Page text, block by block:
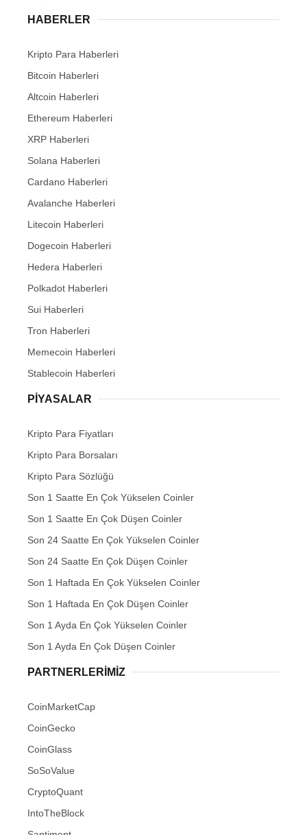
HABERLER
Kripto Para Haberleri
Bitcoin Haberleri
Altcoin Haberleri
Ethereum Haberleri
XRP Haberleri
Solana Haberleri
Cardano Haberleri
Avalanche Haberleri
Litecoin Haberleri
Dogecoin Haberleri
Hedera Haberleri
Polkadot Haberleri
Sui Haberleri
Tron Haberleri
Memecoin Haberleri
Stablecoin Haberleri
PIYASALAR
Kripto Para Fiyatları
Kripto Para Borsaları
Kripto Para Sözlüğü
Son 1 Saatte En Çok Yükselen Coinler
Son 1 Saatte En Çok Düşen Coinler
Son 24 Saatte En Çok Yükselen Coinler
Son 24 Saatte En Çok Düşen Coinler
Son 1 Haftada En Çok Yükselen Coinler
Son 1 Haftada En Çok Düşen Coinler
Son 1 Ayda En Çok Yükselen Coinler
Son 1 Ayda En Çok Düşen Coinler
PARTNERLERIMIZ
CoinMarketCap
CoinGecko
CoinGlass
SoSoValue
CryptoQuant
IntoTheBlock